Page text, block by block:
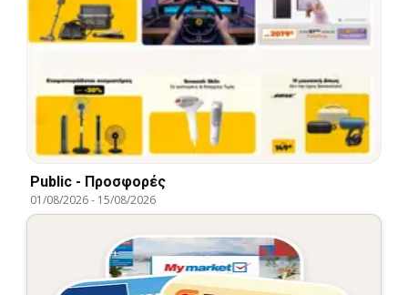
Public - Προσφορές
01/08/2026- 15/08/2026